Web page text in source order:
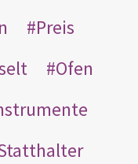
Preis
Ofen